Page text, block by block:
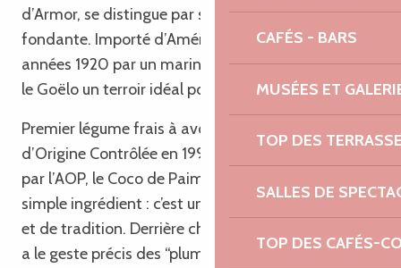
CAFÉS - BARS
MUSÉES ET
TOP DES
SALLES DE
TOP DES CAFÉS-
d’Armor, se distingue par sa peau fine et sa texture
fondante. Importé d’Amérique du Sud dans les
années 1920 par un marin breton, il a trouvé dans
le Goëlo un terroir idéal pour s’épanouir.
Premier légume frais à avoir obtenu l’Appellation
d’Origine Contrôlée en 1998, aujourd’hui protégé
par l’AOP, le Coco de Paimpol est bien plus qu’un
simple ingrédient : c’est un symbole de savoir-faire
et de tradition. Derrière chaque gousse récoltée, il y
a le geste précis des “plumeurs”, garants de sa